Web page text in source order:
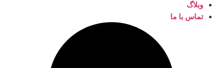
وبلاگ
تماس با ما